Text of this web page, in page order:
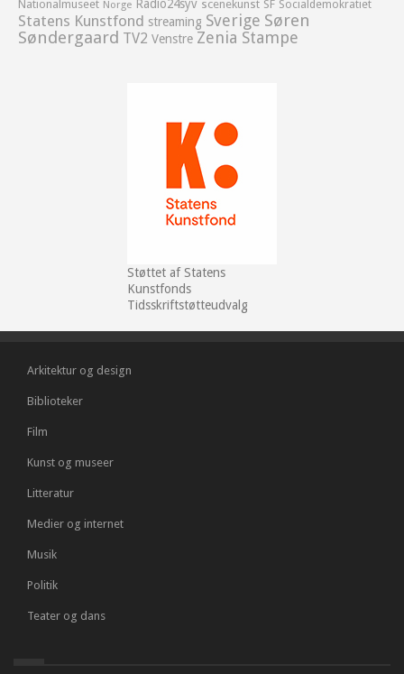
Nationalmuseet Norge Radio24syv scenekunst SF Socialdemokratiet
Statens Kunstfond streaming Sverige Søren
Søndergaard TV2 Venstre Zenia Stampe
Støttet af Statens
Kunstfonds
Tidsskriftstøtteudvalg
Arkitektur og design
Biblioteker
Film
Kunst og museer
Litteratur
Medier og internet
Musik
Politik
Teater og dans